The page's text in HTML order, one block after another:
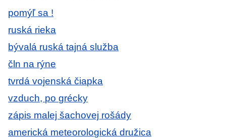
pomýľ sa !
ruská rieka
bývalá ruská tajná služba
čln na rýne
tvrdá vojenská čiapka
vzduch, po grécky
zápis malej šachovej rošády
americká meteorologická družica